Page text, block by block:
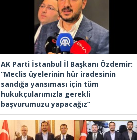
AK Parti İstanbul İl Başkanı Özdemir:
“Meclis üyelerinin hür iradesinin
sandığa yansıması için tüm
hukukçularımızla gerekli
başvurumuzu yapacağız”